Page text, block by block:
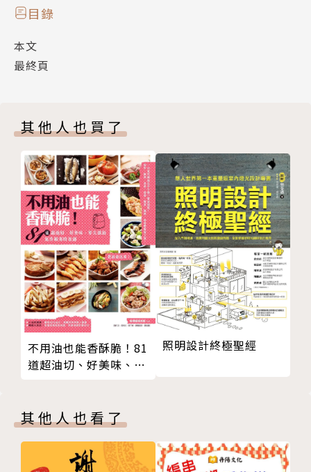
心騎上虎背的感覺，竟在無意間駕馭了老虎！（啊！！
妙如：「今年要寫兩本交換？我就也乾脆續談我的迪士
尼之行⋯⋯」（雲霄飛車嚇死寶寶了！）
在第二十集裡，玫怡談到她習慣為每段生活狀態「設下
的路上遇到戴著手銬腳鐐的女囚，還遇到疑似虐童疑
雲，熱心的玫怡對於自己到底要不要積極介入陷入天人
交戰；妙如在兩個繼子回荷蘭之後，和大王開始粉刷戶
外樓梯露台大作戰。
目錄
本文
最終頁
其他人也買了
不用油也能香酥脆！81
道超油切、好美味、零
照明設計終極聖經
其他人也看了